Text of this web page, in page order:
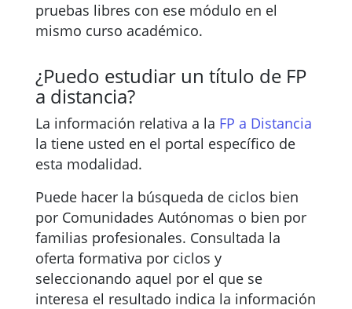
pruebas libres con ese módulo en el
mismo curso académico.
¿Puedo estudiar un título de FP
a distancia?
La información relativa a la FP a Distancia
la tiene usted en el portal específico de
esta modalidad.
Puede hacer la búsqueda de ciclos bien
por Comunidades Autónomas o bien por
familias profesionales. Consultada la
oferta formativa por ciclos y
seleccionando aquel por el que se
interesa el resultado indica la información